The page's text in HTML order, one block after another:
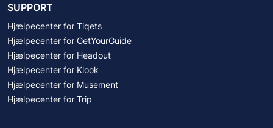
SUPPORT
Hjælpecenter for Tiqets
Hjælpecenter for GetYourGuide
Hjælpecenter for Headout
Hjælpecenter for Klook
Hjælpecenter for Musement
Hjælpecenter for Trip